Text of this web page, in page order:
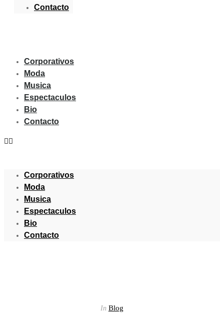
Contacto
Corporativos
Moda
Musica
Espectaculos
Bio
Contacto
Corporativos
Moda
Musica
Espectaculos
Bio
Contacto
In Blog